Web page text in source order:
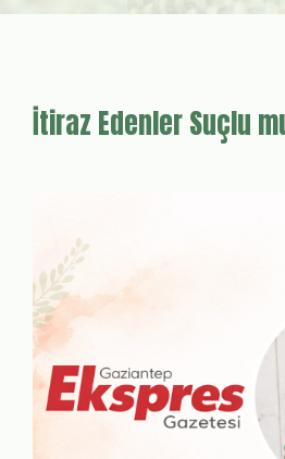
İtiraz Edenler Suçlu